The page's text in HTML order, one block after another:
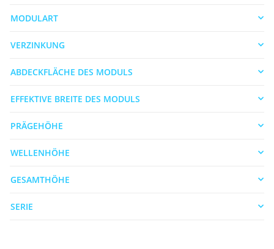
MODULART
VERZINKUNG
ABDECKFLÄCHE DES MODULS
EFFEKTIVE BREITE DES MODULS
PRÄGEHÖHE
WELLENHÖHE
GESAMTHÖHE
SERIE